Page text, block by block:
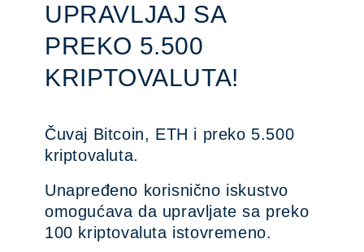
UPRAVLJAJ SA
PREKO 5.500
KRIPTOVALUTA!
Čuvaj Bitcoin, ETH i preko 5.500
kriptovaluta.
Unapređeno korisnično iskustvo
omogućava da upravljate sa preko
100 kriptovaluta istovremeno.